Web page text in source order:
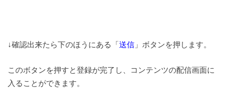
↓確認出来たら下のほうにある「送信 」ボタンを押します。
このボタンを押すと登録が完了し、コンテンツの配信画面に
入ることができます。